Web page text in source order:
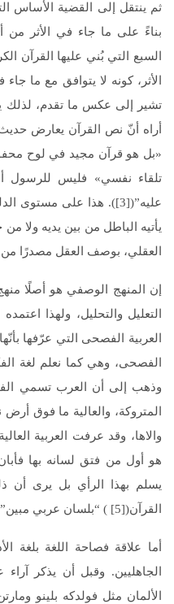
ثم ينتقل إلى القضية الأساس
بناءً على ما جاء في الأثر
السبع التي بُني عليها القرآن
الأثر، كونه لا يتوافق مع ما
تشير إلى عكس ما تقدم، لذلك
أراه أنّ نص القرآن يعارض
«بل هو قرآن مجيد في لوح
تلقاء نفسي» فليس للرسول
عليه”([3]). هذا على مستوى
يأتيه الباطل من بين يديه ولا
العقلي، بوصف العقل مصدرًا
إن المنهج الوصفي هو أصلًا
التعليل والتحليل، ولهذا
العربية الفصحى التي عرّفها
وذهب إلى أن العرب تسمي
المتروكة، والعالية ما فوق
والاها، وقد عرفت العربية
هو أول من فتق لسانه بها
يسلم بهذا الرأي بل يرى أن
القرآن([5] ) “بلسان عربي مبين”.
أما علاقة فصاحة اللغة بلغة
الجاهليين. وقبل أن يذكر آراء
الألمان مثل فولدكه بلينو